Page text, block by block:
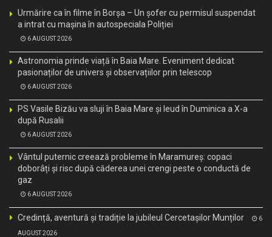
Urmărire ca în filme în Borșa – Un șofer cu permisul suspendat
a intrat cu mașina în autospeciala Poliției
6 AUGUST 2026
Astronomia prinde viață în Baia Mare. Eveniment dedicat
pasionaților de univers și observațiilor prin telescop
6 AUGUST 2026
PS Vasile Bizău va sluji în Baia Mare și Ieud în Duminica a X-a
după Rusalii
6 AUGUST 2026
Vântul puternic creează probleme în Maramureș: copaci
doborâți și risc după căderea unei crengi peste o conductă de
gaz
6 AUGUST 2026
Credință, aventură și tradiție la jubileul Cercetașilor Munților 6
AUGUST 2026